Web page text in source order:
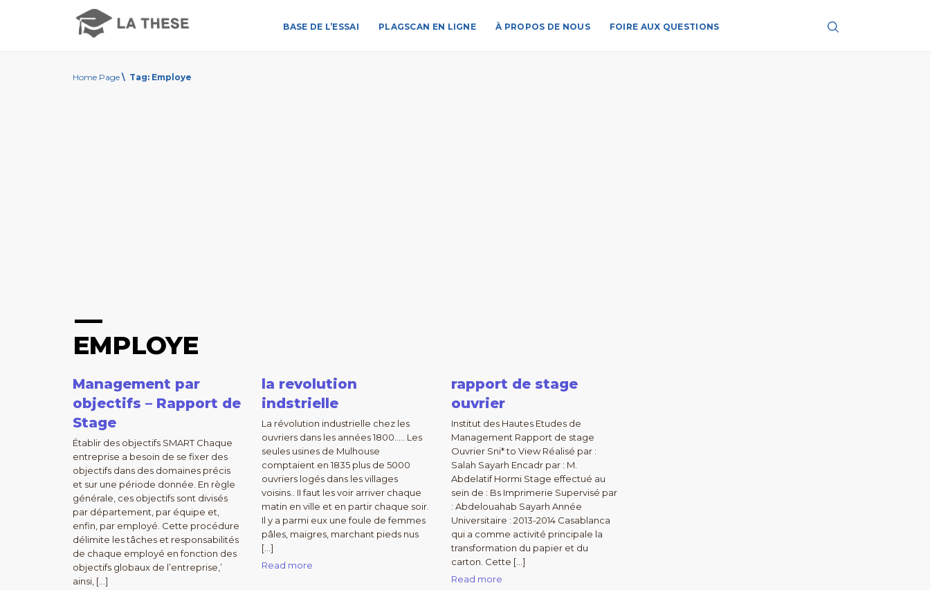
BASE DE L’ESSAI PLAGSCAN EN LIGNE À PROPOS DE NOUS FOIRE AUX QUESTIONS
Home Page \ Tag: Employe
EMPLOYE
Management par
objectifs – Rapport de
Stage
Établir des objectifs SMART Chaque
entreprise a besoin de se fixer des
objectifs dans des domaines précis
et sur une période donnée. En règle
générale, ces objectifs sont divisés
par département, par équipe et,
enfin, par employé. Cette procédure
délimite les tâches et responsabilités
de chaque employé en fonction des
objectifs globaux de l’entreprise,’
ainsi, […]
la revolution
indstrielle
La révolution industrielle chez les
ouvriers dans les années 1800….. Les
seules usines de Mulhouse
comptaient en 1835 plus de 5000
ouvriers logés dans les villages
voisins.. II faut les voir arriver chaque
matin en ville et en partir chaque soir.
Il y a parmi eux une foule de femmes
pâles, maigres, marchant pieds nus
[…]
Read more
rapport de stage
ouvrier
Institut des Hautes Etudes de
Management Rapport de stage
Ouvrier Sni* to View Réalisé par :
Salah Sayarh Encadr par : M.
Abdelatif Hormi Stage effectué au
sein de : Bs Imprimerie Supervisé par
: Abdelouahab Sayarh Année
Universitaire : 2013-2014 Casablanca
qui a comme activité principale la
transformation du papier et du
carton. Cette […]
Read more